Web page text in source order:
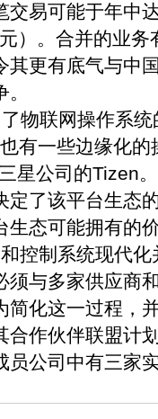
交易可能于年中
）。合并的业务
其更有底气与中
物联网操作系
有一些边缘化的
星公司的Tizen
定了该平台生态
生态可能拥有的
控制系统现代
须与多家供应商
简化这一过程，
合作伙伴联盟计
员公司中有三家